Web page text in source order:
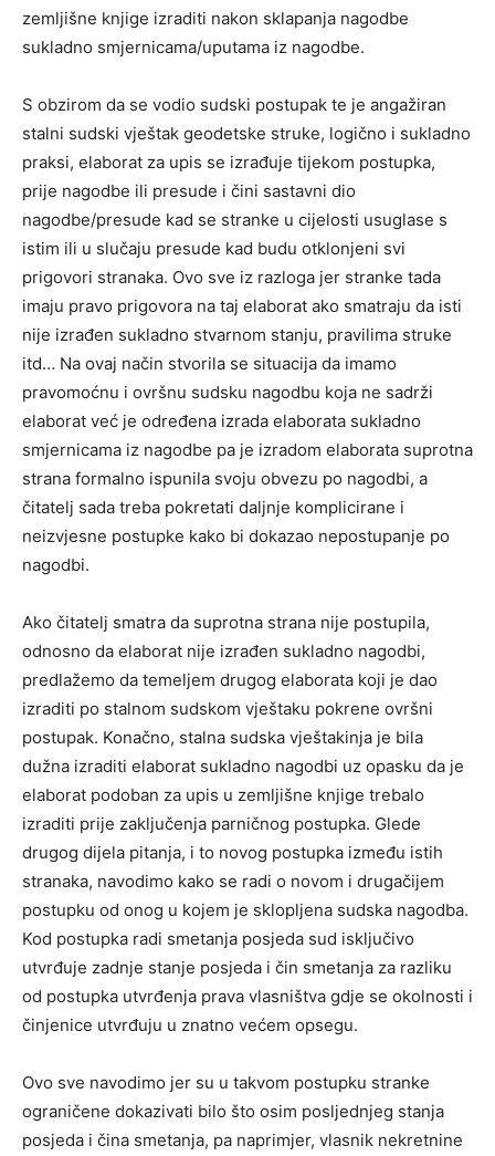
zemljišne knjige izraditi nakon sklapanja nagodbe
sukladno smjernicama/uputama iz nagodbe.
S obzirom da se vodio sudski postupak te je angažiran
stalni sudski vještak geodetske struke, logično i sukladno
praksi, elaborat za upis se izrađuje tijekom postupka,
prije nagodbe ili presude i čini sastavni dio
nagodbe/presude kad se stranke u cijelosti usuglase s
istim ili u slučaju presude kad budu otklonjeni svi
prigovori stranaka. Ovo sve iz razloga jer stranke tada
imaju pravo prigovora na taj elaborat ako smatraju da isti
nije izrađen sukladno stvarnom stanju, pravilima struke
itd… Na ovaj način stvorila se situacija da imamo
pravomoćnu i ovršnu sudsku nagodbu koja ne sadrži
elaborat već je određena izrada elaborata sukladno
smjernicama iz nagodbe pa je izradom elaborata suprotna
strana formalno ispunila svoju obvezu po nagodbi, a
čitatelj sada treba pokretati daljnje komplicirane i
neizvjesne postupke kako bi dokazao nepostupanje po
nagodbi.
Ako čitatelj smatra da suprotna strana nije postupila,
odnosno da elaborat nije izrađen sukladno nagodbi,
predlažemo da temeljem drugog elaborata koji je dao
izraditi po stalnom sudskom vještaku pokrene ovršni
postupak. Konačno, stalna sudska vještakinja je bila
dužna izraditi elaborat sukladno nagodbi uz opasku da je
elaborat podoban za upis u zemljišne knjige trebalo
izraditi prije zaključenja parničnog postupka. Glede
drugog dijela pitanja, i to novog postupka između istih
stranaka, navodimo kako se radi o novom i drugačijem
postupku od onog u kojem je sklopljena sudska nagodba.
Kod postupka radi smetanja posjeda sud isključivo
utvrđuje zadnje stanje posjeda i čin smetanja za razliku
od postupka utvrđenja prava vlasništva gdje se okolnosti i
činjenice utvrđuju u znatno većem opsegu.
Ovo sve navodimo jer su u takvom postupku stranke
ograničene dokazivati bilo što osim posljednjeg stanja
posjeda i čina smetanja, pa naprimjer, vlasnik nekretnine